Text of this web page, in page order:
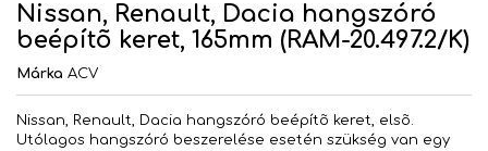
Nissan, Renault, Dacia hangszóró
beépítõ keret, 165mm (RAM-20.497.2/K)
Márka ACV
Nissan, Renault, Dacia hangszóró beépítõ keret, elsõ.
Utólagos hangszóró beszerelése esetén szükség van egy